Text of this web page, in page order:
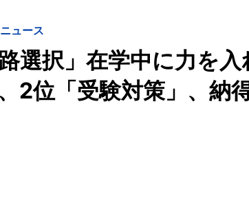
ュース
路選択」在学中に力を
2位「受験対策」、納